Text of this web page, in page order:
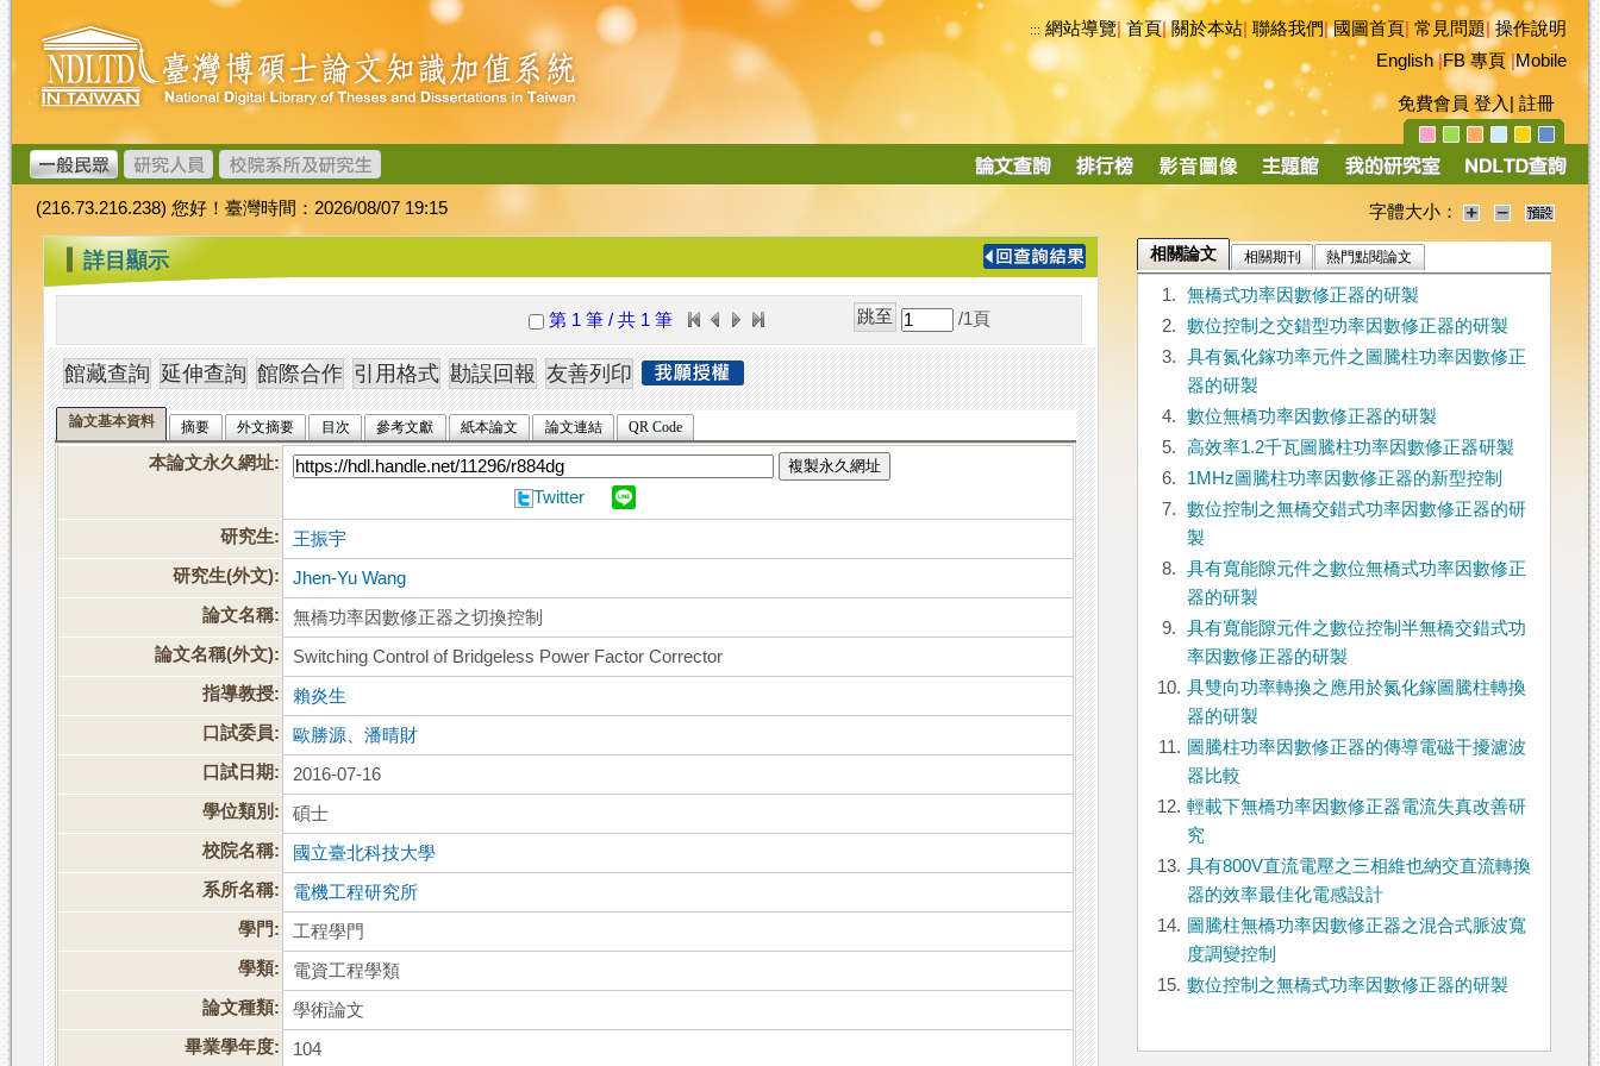
跳
到
主
要
內
容
臺
灣
博
碩
士
論
文
加
值
系
統
::: 網站導覽|首頁|關於本站 聯絡我們|國圖首頁 常見問題|操作說明
English|FB 專頁|Mobile
免費會員 登入 註冊
導
(216.73.216.238) 您好！臺灣時間：2026/08/07 19:15 字體大小：
::: 詳目顯示
第 1 筆 / 共 1 筆 /1 頁
論文基本資料 摘要 外文摘要 目次 參考文獻 紙本論文 論文連結 QR Code
本論文永久網址: 複製永久網址
Twitter
研究生:
王振宇
研究生(外文):
Jhen-Yu Wang
論文名稱:
無橋功率因數修正器之切換控制
論文名稱(外文):
Switching Control of Bridgeless Power Factor Corrector
指導教授:
賴炎生
口試委員:
歐勝源 、潘晴財
口試日期:
2016-07-16
學位類別:
碩士
校院名稱:
國立臺北科技大學
系所名稱:
電機工程研究所
學門:
工程學門
學類:
電資工程學類
論文種類:
學術論文
畢業學年度:
104
相關論文 相關期刊 熱門點閱論文
1.
無橋式功率因數修正器的研製
2.
數位控制之交錯型功率因數修正器的研製
3.
具有氮化鎵功率元件之圖騰柱功率因數修正
器的研製
4.
數位無橋功率因數修正器的研製
5.
高效率1.2千瓦圖騰柱功率因數修正器研製
6.
1MHz圖騰柱功率因數修正器的新型控制
7.
數位控制之無橋交錯式功率因數修正器的研
製
8.
具有寬能隙元件之數位無橋式功率因數修正
器的研製
9.
具有寬能隙元件之數位控制半無橋交錯式功
率因數修正器的研製
10. 具雙向功率轉換之應用於氮化鎵圖騰柱轉換
器的研製
11. 圖騰柱功率因數修正器的傳導電磁干擾濾波
器比較
12. 輕載下無橋功率因數修正器電流失真改善研
究
13. 具有800V直流電壓之三相維也納交直流轉換
器的效率最佳化電感設計
14. 圖騰柱無橋功率因數修正器之混合式脈波寬
度調變控制
15. 數位控制之無橋式功率因數修正器的研製